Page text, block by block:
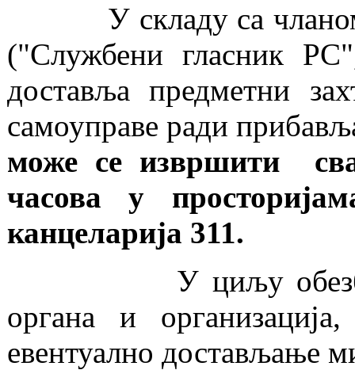
У складу са чланом
("Службени гласник
доставља предметни
самоуправе ради
може се извршити
часова у
канцеларија 311.
У циљу обезбеђења
органа и
евентуално достављање